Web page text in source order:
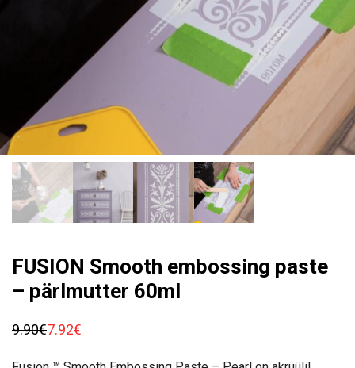
FUSION Smooth embossing paste
– pärlmutter 60ml
9.90€
Algne 7.92€
Praegune